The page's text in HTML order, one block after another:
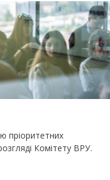
пріоритетних
Комітету ВРУ.